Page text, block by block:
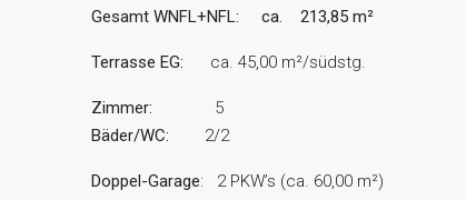
Gesamt WNFL+NFL: ca. 213,85 m²
Terrasse EG: ca. 45,00 m²/südstg.
Zimmer: 5
Bäder/WC: 2/2
Doppel-Garage: 2 PKW’s (ca. 60,00 m²)